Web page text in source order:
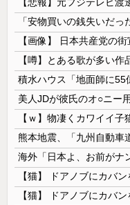
【画像】 日本共産党の
【ｗ】物凄くカワイイ子